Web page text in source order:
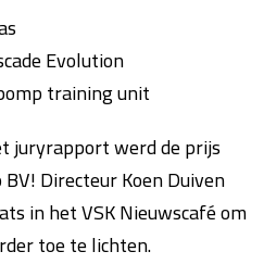
Evolution
training unit
juryrapport werd de prijs
Directeur Koen Duiven
in het VSK Nieuwscafé om
toe te lichten.